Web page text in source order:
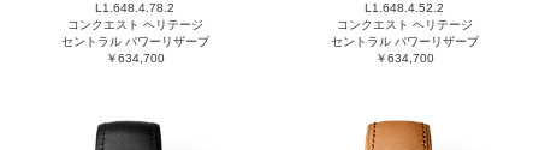
L1.648.4.78.2
コンクエスト ヘリテージ
セントラル パワーリザーブ
￥634,700
L1.648.4.52.2
コンクエスト ヘリテージ
セントラル パワーリザーブ
￥634,700